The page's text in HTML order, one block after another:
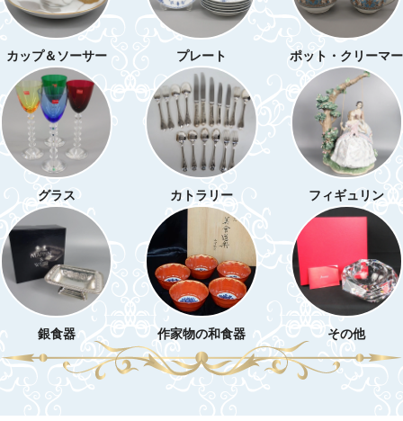
カップ＆ソーサー プレート ポット・クリーマー
グラス カトラリー フィギュリン
銀食器 作家物の和食器 その他